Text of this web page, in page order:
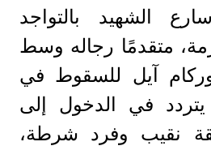
الشهيد بالتواجد
متقدمًا رجاله وسط
آيل للسقوط في
في الدخول إلى
نقيب وفرد شرطة،